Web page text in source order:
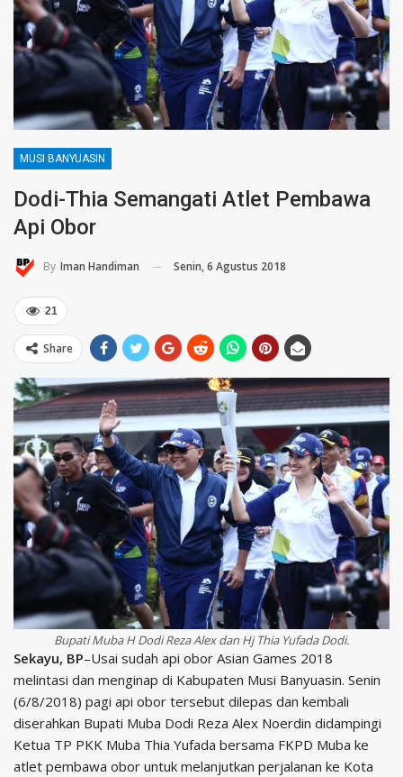
MUSI BANYUASIN
Dodi-Thia Semangati Atlet Pembawa
Api Obor
By Iman Handiman Senin, 6 Agustus 2018
21
Share
Bupati Muba H Dodi Reza Alex dan Hj Thia Yufada Dodi.
Sekayu, BP–Usai sudah api obor Asian Games 2018
melintasi dan menginap di Kabupaten Musi Banyuasin. Senin
(6/8/2018) pagi api obor tersebut dilepas dan kembali
diserahkan Bupati Muba Dodi Reza Alex Noerdin didampingi
Ketua TP PKK Muba Thia Yufada bersama FKPD Muba ke
atlet pembawa obor untuk melanjutkan perjalanan ke Kota